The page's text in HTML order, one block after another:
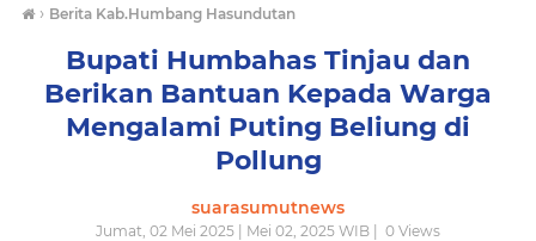
› Berita Kab.Humbang Hasundutan
Bupati Humbahas Tinjau dan
Berikan Bantuan Kepada Warga
Mengalami Puting Beliung di
Pollung
suarasumutnews
Jumat, 02 Mei 2025 | Mei 02, 2025 WIB | 0 Views